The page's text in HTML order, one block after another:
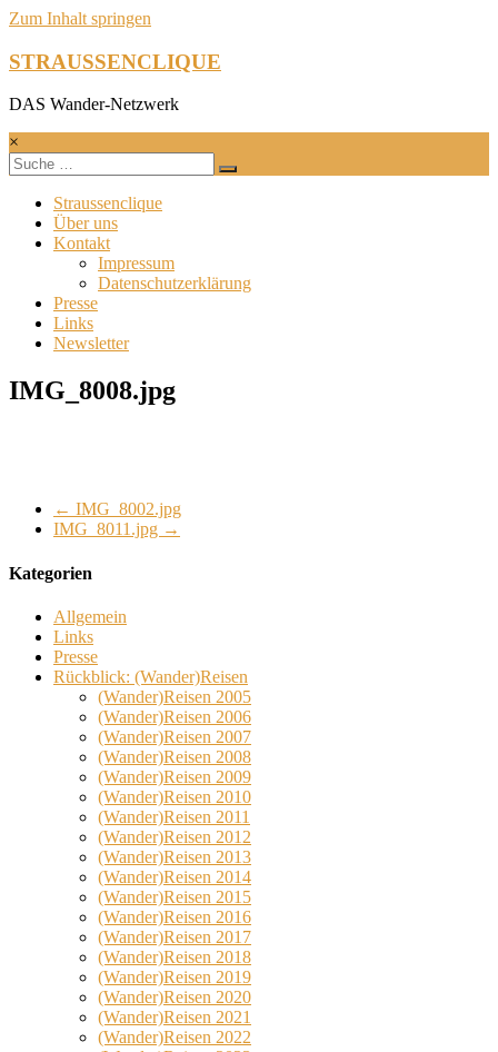
Zum Inhalt springen
STRAUSSENCLIQUE
DAS Wander-Netzwerk
×
Straussenclique
Über uns
Kontakt
Impressum
Datenschutzerklärung
Presse
Links
Newsletter
IMG_8008.jpg
← IMG_8002.jpg
IMG_8011.jpg →
Kategorien
Allgemein
Links
Presse
Rückblick: (Wander)Reisen
(Wander)Reisen 2005
(Wander)Reisen 2006
(Wander)Reisen 2007
(Wander)Reisen 2008
(Wander)Reisen 2009
(Wander)Reisen 2010
(Wander)Reisen 2011
(Wander)Reisen 2012
(Wander)Reisen 2013
(Wander)Reisen 2014
(Wander)Reisen 2015
(Wander)Reisen 2016
(Wander)Reisen 2017
(Wander)Reisen 2018
(Wander)Reisen 2019
(Wander)Reisen 2020
(Wander)Reisen 2021
(Wander)Reisen 2022